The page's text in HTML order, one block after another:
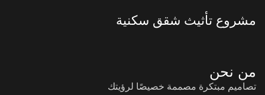
مشروع تأثيث شقق سكنية
من نحن
تصاميم مبتكرة مصممة خصيصًا لرؤيتك